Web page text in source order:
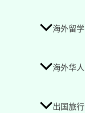
海外留学
海外华人
出国旅行